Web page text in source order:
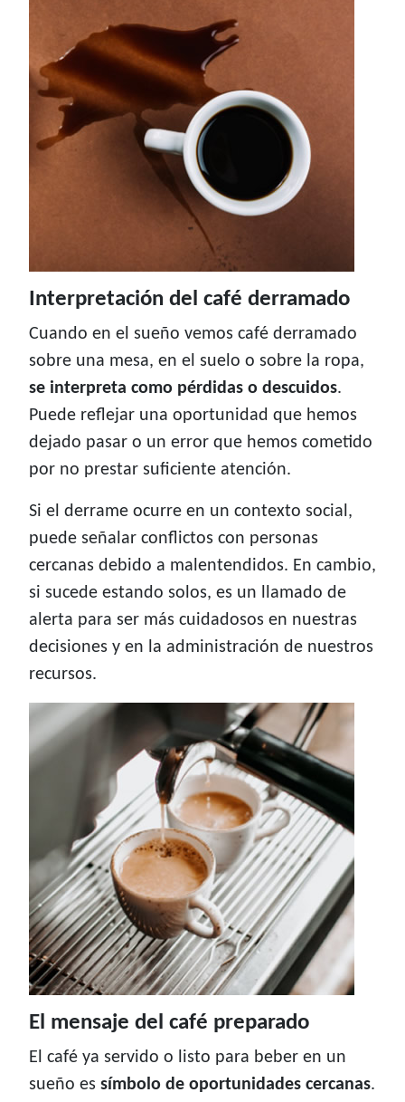
Interpretación del café derramado
Cuando en el sueño vemos café derramado
sobre una mesa, en el suelo o sobre la ropa,
se interpreta como pérdidas o descuidos.
Puede reflejar una oportunidad que hemos
dejado pasar o un error que hemos cometido
por no prestar suficiente atención.
Si el derrame ocurre en un contexto social,
puede señalar conflictos con personas
cercanas debido a malentendidos. En cambio,
si sucede estando solos, es un llamado de
alerta para ser más cuidadosos en nuestras
decisiones y en la administración de nuestros
recursos.
El mensaje del café preparado
El café ya servido o listo para beber en un
sueño es símbolo de oportunidades cercanas.